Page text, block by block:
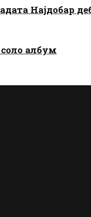
Најдобар
соло албум